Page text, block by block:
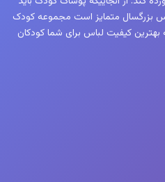
بزرگسال متمایز است مجموعه کودک
کیفیت لباس برای شما کودکان